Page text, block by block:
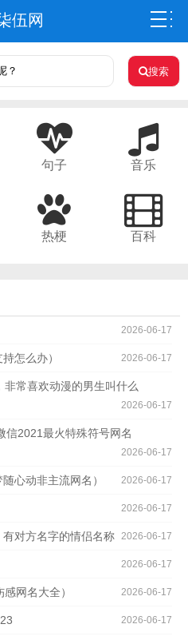
伍网
搜索
句子 音乐
热梗 百科
2026-06-17
怎么办） 2026-06-17
常喜欢动漫的男生叫什么
2026-06-17
信2021最火特殊符号网名
2026-06-17
心动非主流网名） 2026-06-17
2026-06-17
对方名字的情侣名称 2026-06-17
2026-06-17
网名大全） 2026-06-17
2026-06-17